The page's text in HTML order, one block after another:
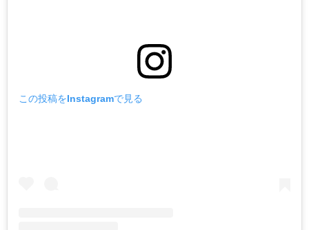
この投稿をInstagramで見る